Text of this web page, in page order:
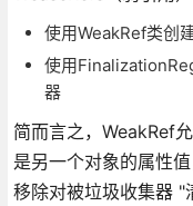
使用WeakRef类创
使用
器
简而言之，WeakRef
是另一个对象的属性
移除对被垃圾收集器 "